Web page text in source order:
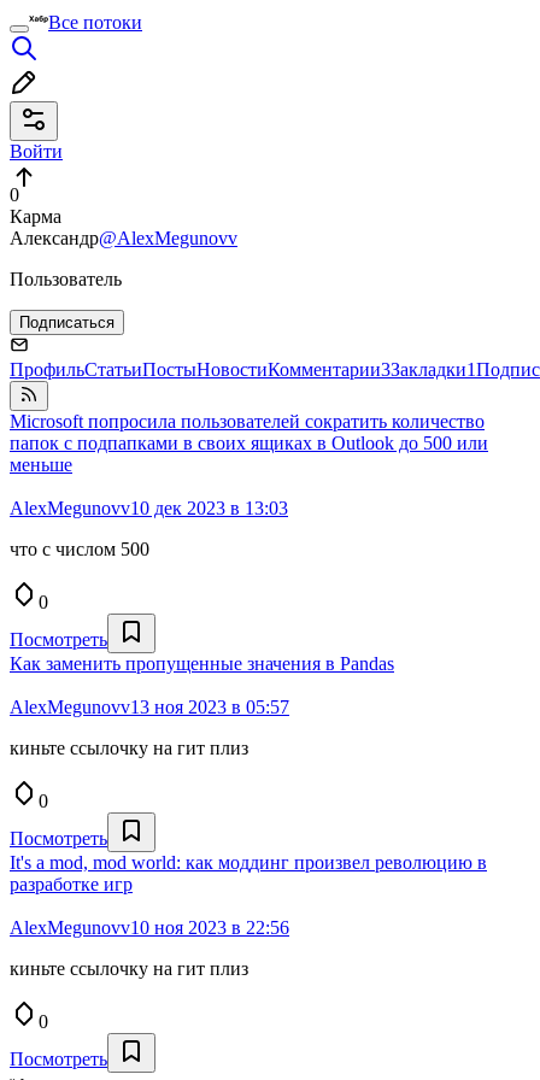
Все потоки
Войти
0
Карма
Александр@AlexMegunovv
Пользователь
Подписаться
ПрофильСтатьиПостыНовостиКомментарии3Закладки1
Microsoft попросила пользователей сократить количество
папок с подпапками в своих ящиках в Outlook до 500 или
меньше
AlexMegunovv10 дек 2023 в 13:03
что с числом 500
0
Посмотреть
Как заменить пропущенные значения в Pandas
AlexMegunovv13 ноя 2023 в 05:57
киньте ссылочку на гит плиз
0
Посмотреть
It's a mod, mod world: как моддинг произвел революцию в
разработке игр
AlexMegunovv10 ноя 2023 в 22:56
киньте ссылочку на гит плиз
0
Посмотреть